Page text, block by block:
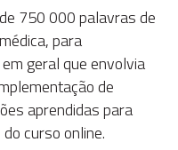
750 000 palavras de
para
geral que envolvia
de
aprendidas para
curso online.